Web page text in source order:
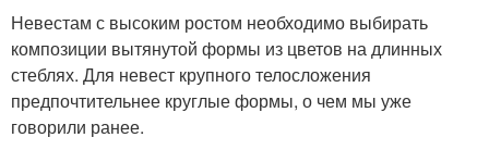
Невестам с высоким ростом необходимо выбирать
композиции вытянутой формы из цветов на длинных
стеблях. Для невест крупного телосложения
предпочтительнее круглые формы, о чем мы уже
говорили ранее.